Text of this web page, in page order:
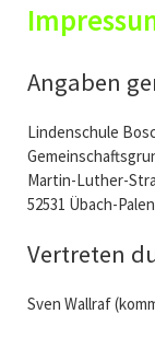
Angaben
Lindenschule
Martin-Luther-
52531 Übach-
Vertreten
Sven Wallraf